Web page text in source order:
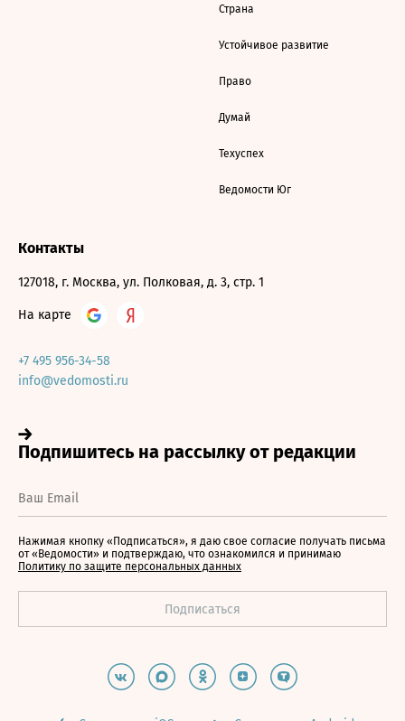
Страна
Устойчивое развитие
Право
Думай
Техуспех
Ведомости Юг
Контакты
127018, г. Москва, ул. Полковая, д. 3, стр. 1
На карте
+7 495 956-34-58
info@vedomosti.ru
Нажимая кнопку «Подписаться», я даю свое согласие получать письма
от «Ведомости» и подтверждаю, что ознакомился и принимаю
Политику по защите персональных данных